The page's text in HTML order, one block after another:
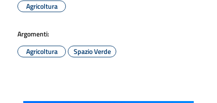
Agricoltura
Argomenti:
Agricoltura
Spazio Verde